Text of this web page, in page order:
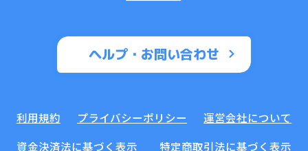
ヘルプ・お問い合わせ
利用規約 プライバシーポリシー
運営会社について
資金決済法に基づく表示
特定商取引法に基づく表示